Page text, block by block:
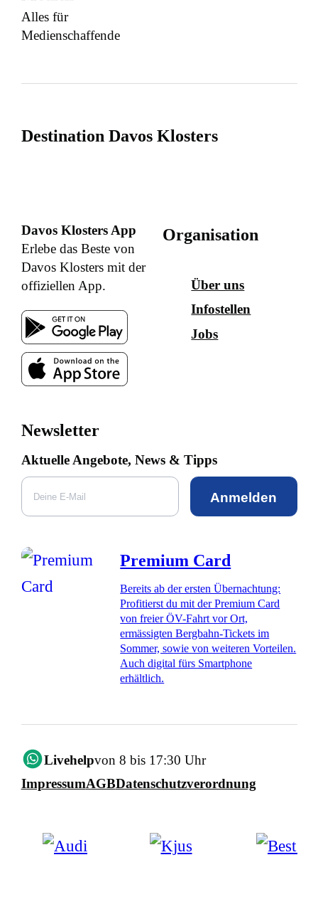
Alles für
Medienschaffende
Destination Davos Klosters
Davos Klosters App
Erlebe das Beste von
Davos Klosters mit der
offiziellen App.
Organisation
Über uns
Infostellen
Jobs
Newsletter
Aktuelle Angebote, News & Tipps
Anmelden
Premium Card
Bereits ab der ersten Übernachtung:
Profitierst du mit der Premium Card
von freier ÖV-Fahrt vor Ort,
ermässigten Bergbahn-Tickets im
Sommer, sowie von weiteren Vorteilen.
Auch digital fürs Smartphone
erhältlich.
Livehelpvon 8 bis 17:30 Uhr
ImpressumAGBDatenschutzverordnung